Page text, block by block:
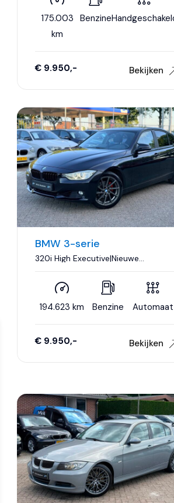
175.003
km
Benzine
€ 9.950,- Bekijken
BMW 3-serie
320i High Executive|Nieuwe
194.623 km Benzine Automaat
€ 9.950,- Bekijken